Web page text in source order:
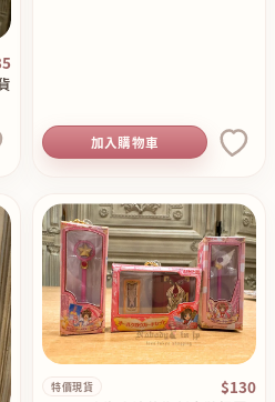
加入購物車
特價現貨 $130